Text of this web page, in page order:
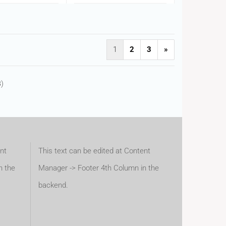
1 2 3 »
)
the
This text can be edited at Content
Manager -> Footer 4th Column in the
backend.